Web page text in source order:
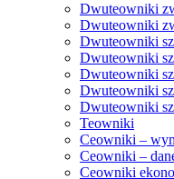
Dwuteowniki
Dwuteowniki
Dwuteowniki
Dwuteowniki
Dwuteowniki
Dwuteowniki
Dwuteowniki
Teowniki
Ceowniki –
Ceowniki –
Ceowniki